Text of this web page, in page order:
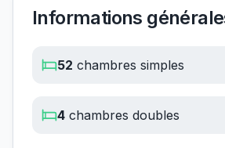
Informations
52 chambres simples
4 chambres doubles